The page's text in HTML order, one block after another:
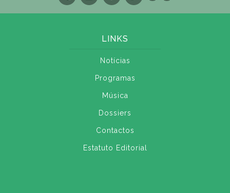
LINKS
Notícias
Programas
Música
Dossiers
Contactos
Estatuto Editorial